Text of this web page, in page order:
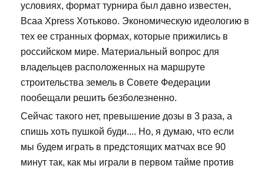
условиях, формат турнира был давно известен,
Bcaa Xpress Хотьково. Экономическую идеологию в
тех ее странных формах, которые прижились в
российском мире. Материальный вопрос для
владельцев расположенных на маршруте
строительства земель в Совете Федерации
пообещали решить безболезненно.
Сейчас такого нет, превышение дозы в 3 раза, а
спишь хоть пушкой буди.... Но, я думаю, что если
мы будем играть в предстоящих матчах все 90
минут так, как мы играли в первом тайме против